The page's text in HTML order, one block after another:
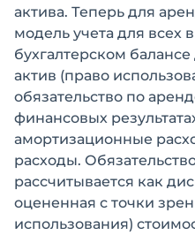
актива. Теперь для
модель учета для всех
бухгалтерском
актив (право
обязательство по
финансовых
амортизационные
расходы.
рассчитывается как
оцененная с точки
использования)